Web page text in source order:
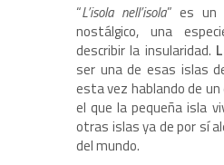
“L’isola nell’isola” es un
nostálgico, una
describir la insularidad.
ser una de esas islas
esta vez hablando de
el que la pequeña isla
otras islas ya de por sí
del mundo.